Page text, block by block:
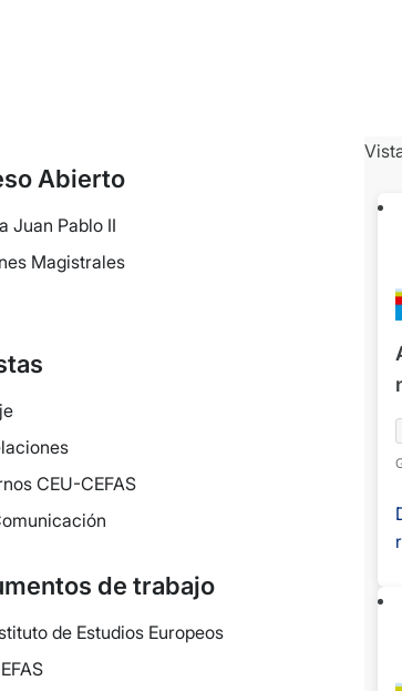
Abierto
Juan Pablo II
Magistrales
CEU-CEFAS
de trabajo
de Estudios Europeos